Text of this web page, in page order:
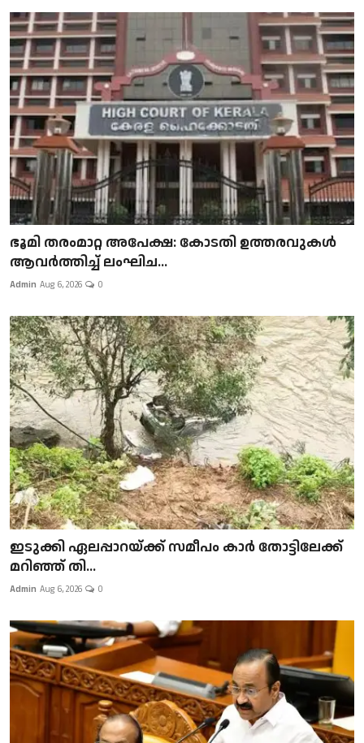
ഭൂമി തരംമാറ്റ അപേക്ഷ: കോടതി ഉത്തരവുകൾ
ആവർത്തിച്ച് ലംഘിച...
Admin Aug 6, 2026 0
ഇടുക്കി ഏലപ്പാറയ്ക്ക് സമീപം കാർ തോട്ടിലേക്ക്
മറിഞ്ഞ് തി...
Admin Aug 6, 2026 0